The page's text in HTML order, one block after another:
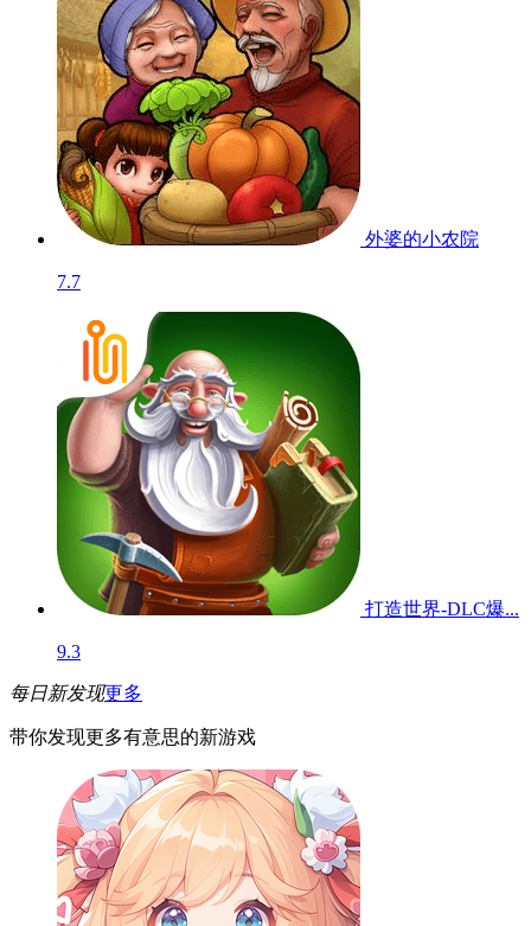
外婆的小农院
7.7
打造世界-DLC爆...
9.3
每日新发现更多
带你发现更多有意思的新游戏